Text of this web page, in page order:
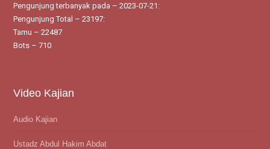
Pengunjung terbanyak pada – 2023-07-21:
Pengunjung Total – 23197:
Tamu – 22487
Bots – 710
Video Kajian
Audio Kajian
Ustadz Abdul Hakim Abdat